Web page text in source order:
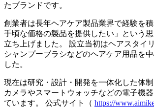
たブランドです。
創業者は長年ヘアケア製品業界で経験を
手頃な価格の製品を提供したい」という
立ち上げました。 設立当初はヘアスタイ
シャンプーブラシなどのヘアケア用品を
した。
現在は研究・設計・開発を一体化した体
カメラやスマートウォッチなどの電子機
ています。 公式サイト（ https://